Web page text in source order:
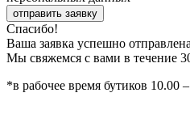
отправить заявку
Спасибо!
Ваша заявка успешно отправлена
Мы свяжемся с вами в течение
*в рабочее время бутиков